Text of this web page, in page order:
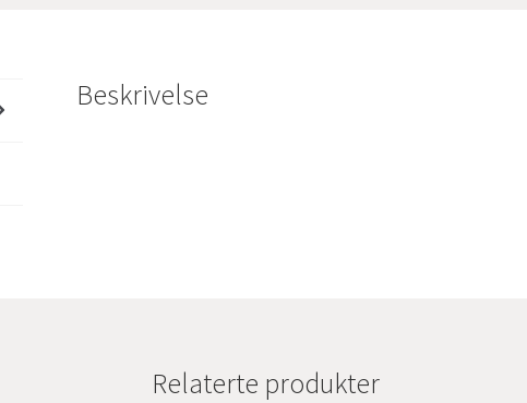
Beskrivelse
Relaterte produkter